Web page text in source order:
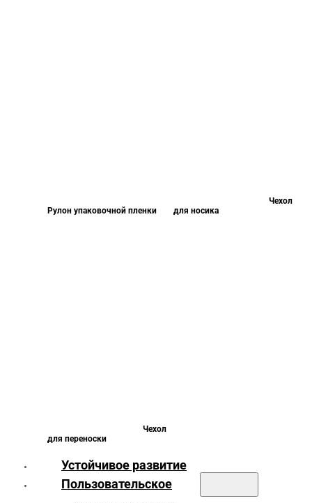
Рулон упаковочной пленки
Чехол
для носика
Чехол
для переноски
Устойчивое развитие
Пользовательское